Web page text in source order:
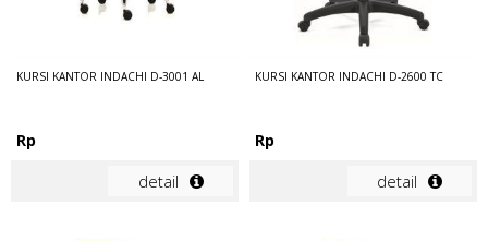
KURSI KANTOR INDACHI D-3001 AL
Rp
detail
KURSI KANTOR INDACHI D-2600 TC
Rp
detail